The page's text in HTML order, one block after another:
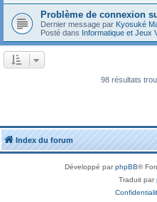
Problème de connexion
Dernier message par Kyosuké
Posté dans Informatique et Jeux
98 résultats
Index du forum
Développé parphpBB®
Traduit par